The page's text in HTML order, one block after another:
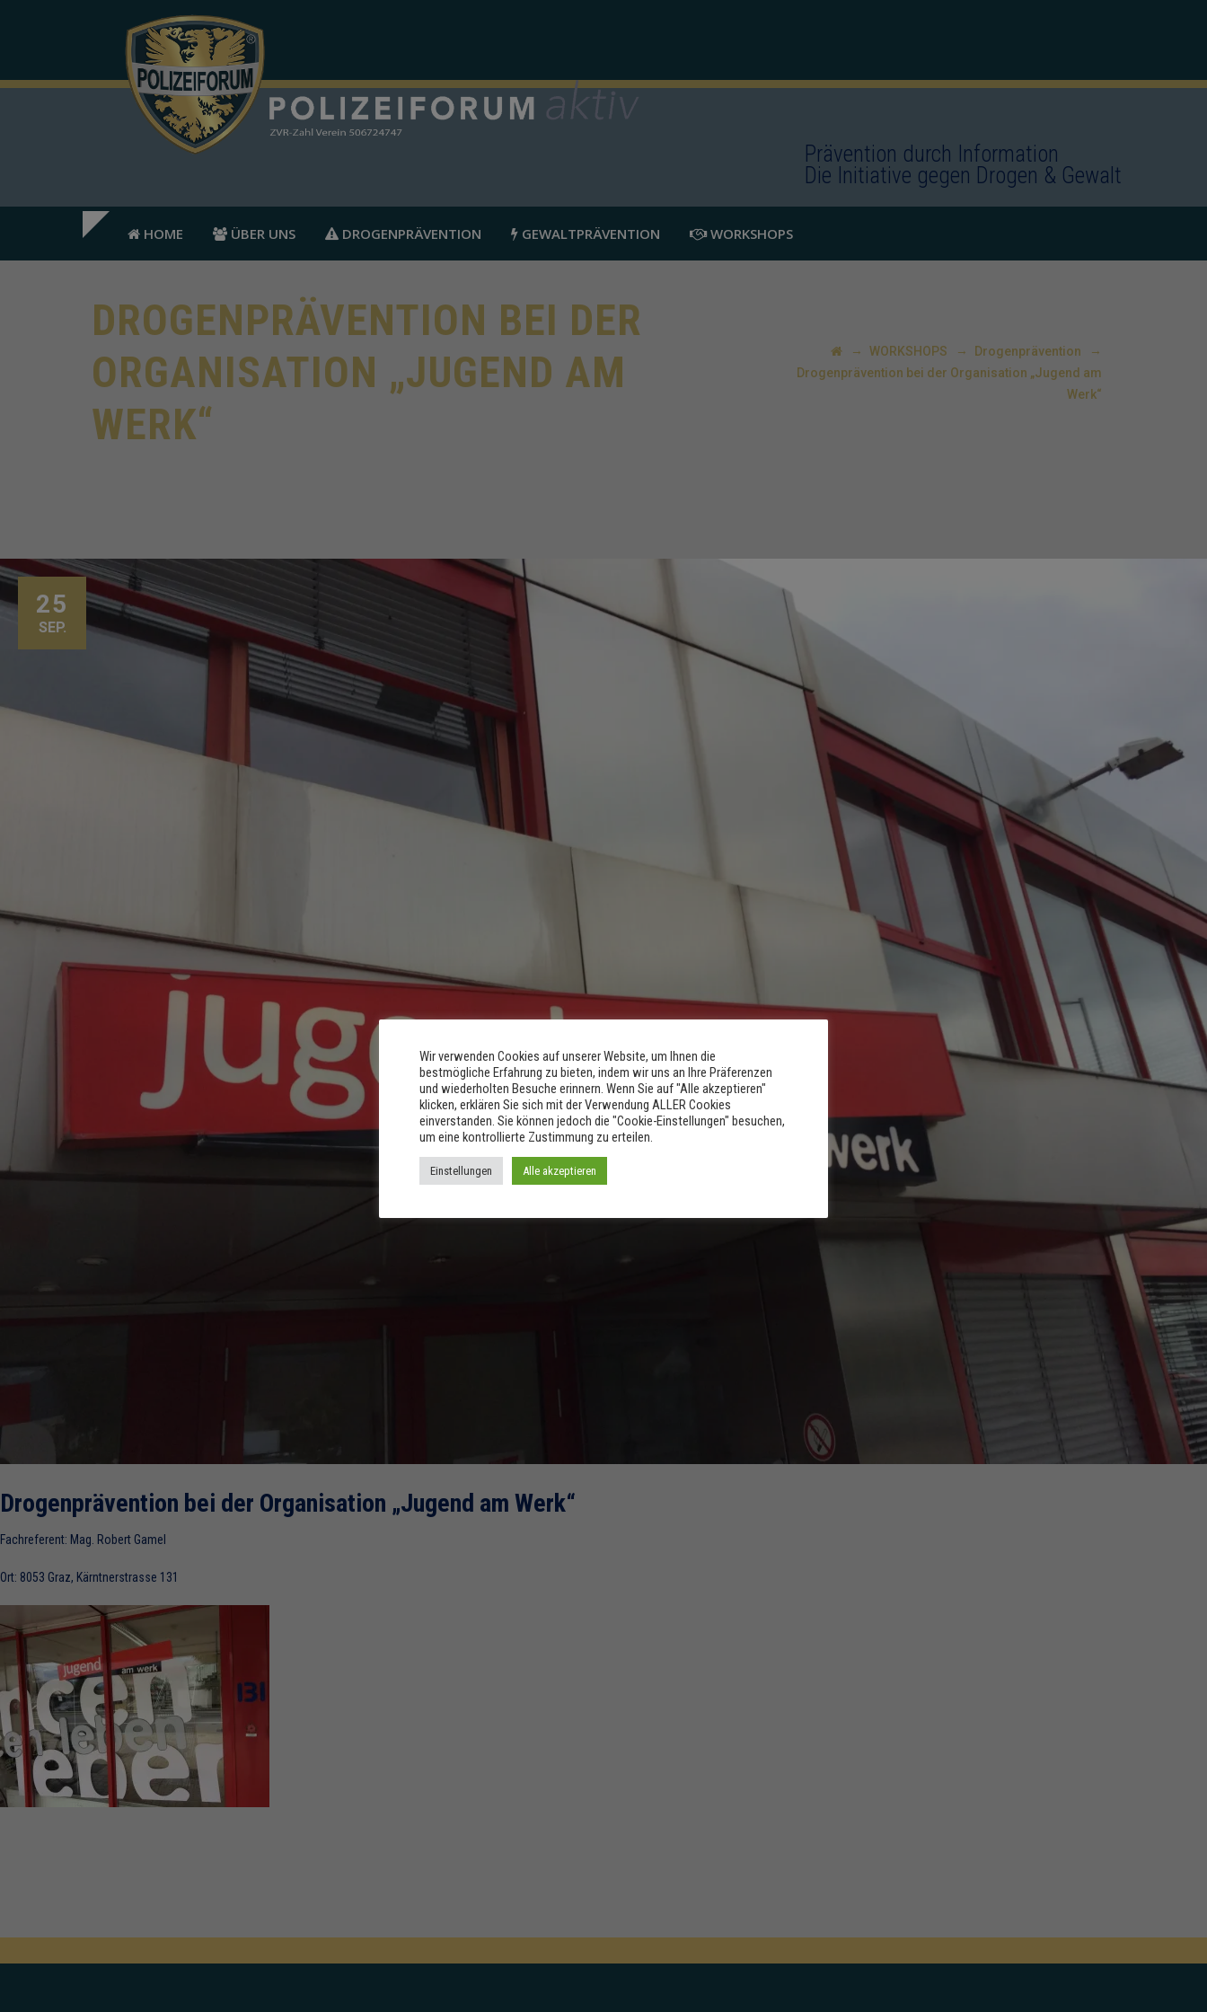
Prävention durch Information
Die Initiative gegen Drogen & Gewalt
HOME ÜBER UNS DROGENPRÄVENTION GEWALTPRÄVENTION WORKSHOPS
DROGENPRÄVENTION BEI DER
ORGANISATION „JUGEND AM
WERK“
→ WORKSHOPS → Drogenprävention →
Drogenprävention bei der Organisation „Jugend am
Werk“
25
SEP.
Drogenprävention bei der Organisation „Jugend am Werk“
Fachreferent: Mag. Robert Gamel
Ort: 8053 Graz, Kärntnerstrasse 131
Wir verwenden Cookies auf unserer Website, um Ihnen die
bestmögliche Erfahrung zu bieten, indem wir uns an Ihre Präferenzen
und wiederholten Besuche erinnern. Wenn Sie auf "Alle akzeptieren"
klicken, erklären Sie sich mit der Verwendung ALLER Cookies
einverstanden. Sie können jedoch die "Cookie-Einstellungen" besuchen,
um eine kontrollierte Zustimmung zu erteilen.
Einstellungen Alle akzeptieren